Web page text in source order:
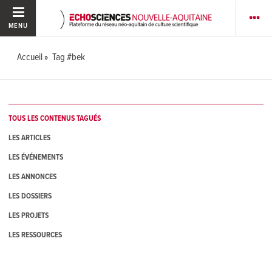
MENU
Accueil Tag #bek
TOUS LES CONTENUS TAGUÉS
LES ARTICLES
LES ÉVÉNEMENTS
LES ANNONCES
LES DOSSIERS
LES PROJETS
LES RESSOURCES